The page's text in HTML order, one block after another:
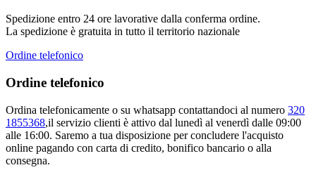
Spedizione entro 24 ore lavorative dalla conferma ordine.
La spedizione è gratuita in tutto il territorio nazionale
Ordine telefonico
Ordine telefonico
Ordina telefonicamente o su whatsapp contattandoci al numero 320
1855368,il servizio clienti è attivo dal lunedì al venerdì dalle 09:00
alle 16:00. Saremo a tua disposizione per concludere l'acquisto
online pagando con carta di credito, bonifico bancario o alla
consegna.